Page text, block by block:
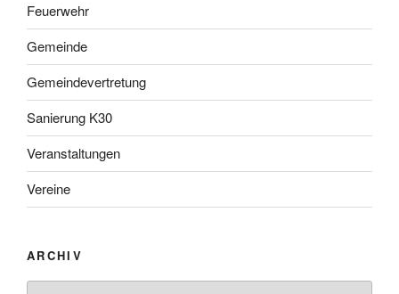
Feuerwehr
Gemeinde
Gemeindevertretung
Sanierung K30
Veranstaltungen
Vereine
ARCHIV